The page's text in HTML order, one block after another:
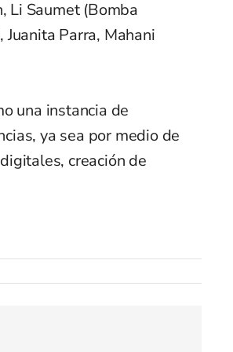
Li Saumet (Bomba
Juanita Parra, Mahani
una instancia de
ya sea por medio de
creación de